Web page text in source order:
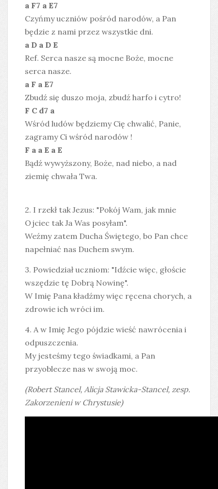
a F7 a E7
Czyńmy uczniów pośród narodów, a Pan
będzie z nami przez wszystkie dni.
a D a D E
Ref. Serca nasze są mocne Boże, mocne
serca nasze.
a F a E7
Zbudź się duszo moja, zbudź harfo i cytro!
F C d7 a
Wśród ludów będziemy Cię chwalić, Panie,
zagramy Ci wśród narodów !
F a a E a E
Bądź wywyższony, Boże, nad niebo, a nad
ziemię chwała Twa.
2. I rzekł tak Jezus: "Pokój Wam, jak mnie
Ojciec tak Ja Was posyłam".
Weźmy zatem Ducha Świętego, bo Pan chce
napełniać nas Duchem swym.
3. Powiedział uczniom: "Idźcie więc, głoście
wszędzie tę Dobrą Nowinę".
W Imię Pana kładźmy więc ręcena chorych, a
zdrowie ich wróci im.
4. A w Imię Jego pójdzie wieść nawrócenia i
odpuszczenia.
My jesteśmy tego świadkami, a Pan
przyoblecze nas w swoją moc.
(Robert Stancel, Alicja Stawicka-Stancel, zesp.
Zakorzenieni w Chrystusie)